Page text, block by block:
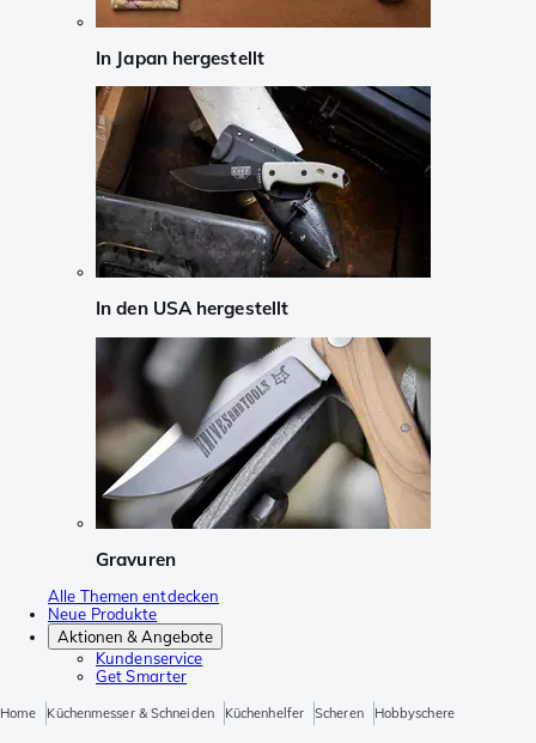
In Japan hergestellt
In den USA hergestellt
Gravuren
Alle Themen entdecken
Neue Produkte
Aktionen & Angebote
Kundenservice
Get Smarter
Home Küchenmesser & Schneiden Küchenhelfer Scheren Hobbyschere